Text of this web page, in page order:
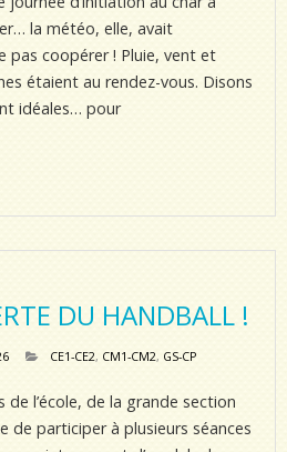
la météo, elle, avait
pas coopérer ! Pluie, vent et
étaient au rendez-vous. Disons
idéales… pour
DU HANDBALL !
CE1-CE2, CM1-CM2, GS-CP
l’école, de la grande section
de participer à plusieurs séances